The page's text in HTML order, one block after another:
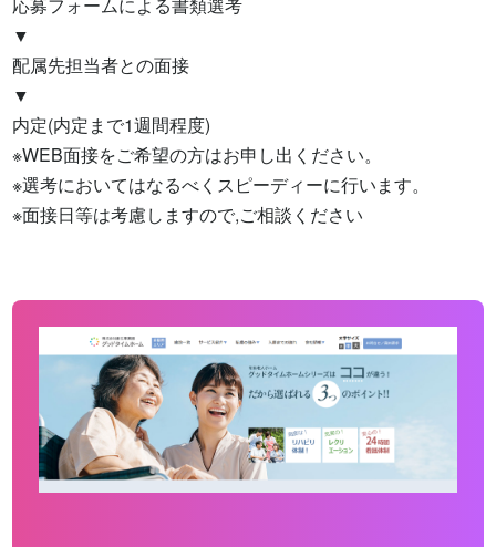
応募フォームによる書類選考
▼
配属先担当者との面接
▼
内定(内定まで1週間程度)
※WEB面接をご希望の方はお申し出ください。
※選考においてはなるべくスピーディーに行います。
※面接日等は考慮しますので,ご相談ください